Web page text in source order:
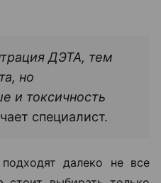
ДЭТА, тем
но
и токсичность
специалист.
далеко не все